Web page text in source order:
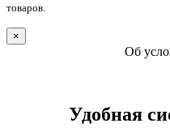
товаров.
×
Об
Удобная